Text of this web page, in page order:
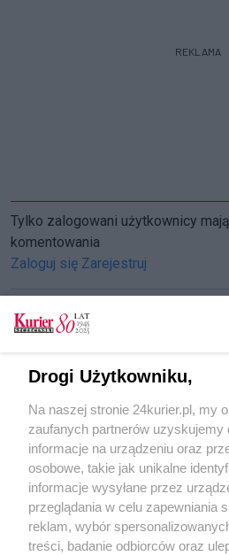
REKLAMA
Tylko zalogowani użytkownicy
komentowania
Zaloguj się Zarejestruj
Wody coraz mniej. Okunie
Za mało domów na wodociąg.
mają szans na bieżącą wodę?
POGODA
17℃
Drogi Użytkowniku,
Na naszej stronie 24kurier.pl, my
zaufanych partnerów
informacje na urządzeniu oraz
osobowe, takie jak unikalne
informacje wysyłane przez
przeglądania w celu zapewniania
reklam, wybór
treści, badanie odbiorców oraz